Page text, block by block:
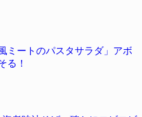
ミートのパスタサラダ」アボ
る！